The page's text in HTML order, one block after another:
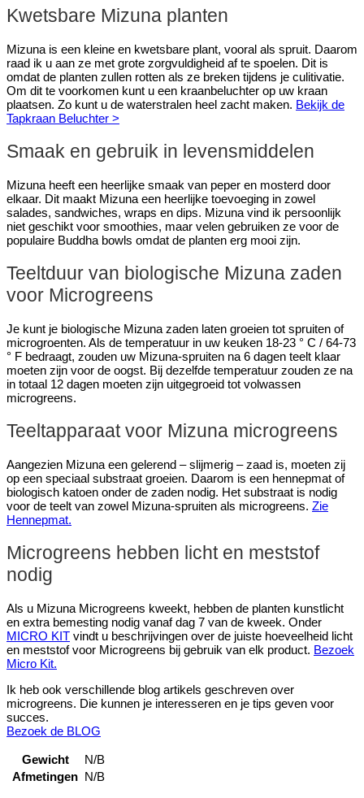
Kwetsbare Mizuna planten
Mizuna is een kleine en kwetsbare plant, vooral als spruit. Daarom
raad ik u aan ze met grote zorgvuldigheid af te spoelen. Dit is
omdat de planten zullen rotten als ze breken tijdens je culitivatie.
Om dit te voorkomen kunt u een kraanbeluchter op uw kraan
plaatsen. Zo kunt u de waterstralen heel zacht maken. Bekijk de
Tapkraan Beluchter >
Smaak en gebruik in levensmiddelen
Mizuna heeft een heerlijke smaak van peper en mosterd door
elkaar. Dit maakt Mizuna een heerlijke toevoeging in zowel
salades, sandwiches, wraps en dips. Mizuna vind ik persoonlijk
niet geschikt voor smoothies, maar velen gebruiken ze voor de
populaire Buddha bowls omdat de planten erg mooi zijn.
Teeltduur van biologische Mizuna zaden
voor Microgreens
Je kunt je biologische Mizuna zaden laten groeien tot spruiten of
microgroenten. Als de temperatuur in uw keuken 18-23 ° C / 64-73
° F bedraagt, zouden uw Mizuna-spruiten na 6 dagen teelt klaar
moeten zijn voor de oogst. Bij dezelfde temperatuur zouden ze na
in totaal 12 dagen moeten zijn uitgegroeid tot volwassen
microgreens.
Teeltapparaat voor Mizuna microgreens
Aangezien Mizuna een gelerend – slijmerig – zaad is, moeten zij
op een speciaal substraat groeien. Daarom is een hennepmat of
biologisch katoen onder de zaden nodig. Het substraat is nodig
voor de teelt van zowel Mizuna-spruiten als microgreens. Zie
Hennepmat.
Microgreens hebben licht en meststof
nodig
Als u Mizuna Microgreens kweekt, hebben de planten kunstlicht
en extra bemesting nodig vanaf dag 7 van de kweek. Onder
MICRO KIT vindt u beschrijvingen over de juiste hoeveelheid licht
en meststof voor Microgreens bij gebruik van elk product. Bezoek
Micro Kit.
Ik heb ook verschillende blog artikels geschreven over
microgreens. Die kunnen je interesseren en je tips geven voor
succes.
Bezoek de BLOG
Gewicht
N/B
Afmetingen N/B